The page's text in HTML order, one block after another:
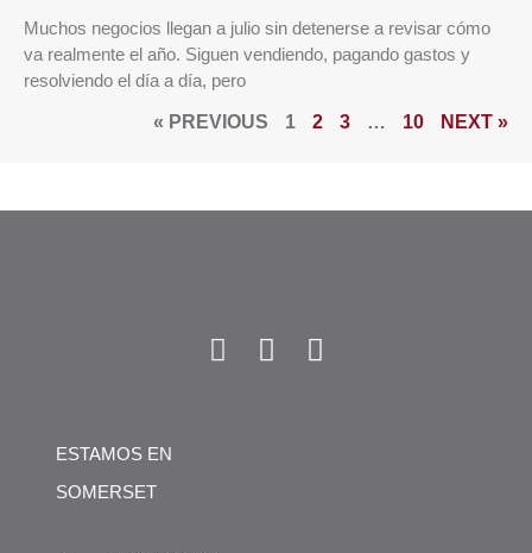
Muchos negocios llegan a julio sin detenerse a revisar cómo
va realmente el año. Siguen vendiendo, pagando gastos y
resolviendo el día a día, pero
« PREVIOUS 1 2 3 … 10 NEXT »
ESTAMOS EN
SOMERSET